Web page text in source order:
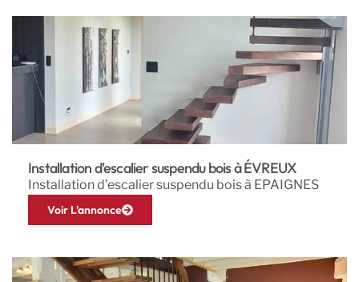
Installation d'escalier suspendu bois à ÉVREUX
Installation d’escalier suspendu bois à EPAIGNES
Voir L'annonce